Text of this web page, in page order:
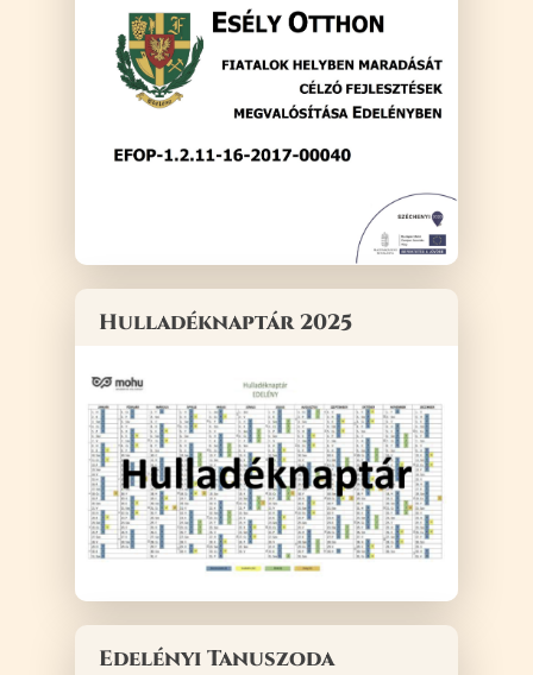
Hulladéknaptár 2025
Edelényi Tanuszoda